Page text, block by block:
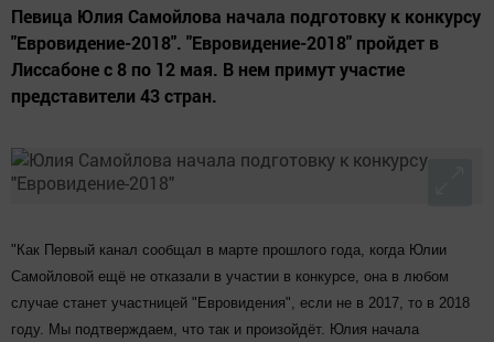
Певица Юлия Самойлова начала подготовку к конкурсу
"Евровидение-2018". "Евровидение-2018" пройдет в
Лиссабоне с 8 по 12 мая. В нем примут участие
представители 43 стран.
"Как Первый канал сообщал в марте прошлого года, когда Юлии
Самойловой ещё не отказали в участии в конкурсе, она в любом
случае станет участницей "Евровидения", если не в 2017, то в 2018
году. Мы подтверждаем, что так и произойдёт. Юлия начала